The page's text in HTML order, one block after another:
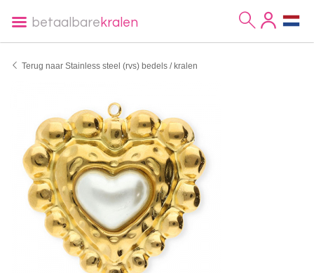
betaalbare kralen
Terug naar Stainless steel (rvs) bedels / kralen